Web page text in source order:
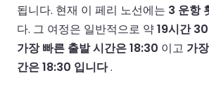
됩니다. 현재 이 페리 노선에는 3 운항
다. 그 여정은 일반적으로 약19시간
가장 빠른 출발 시간은 18:30 이고 가
간은 18:30 입니다.